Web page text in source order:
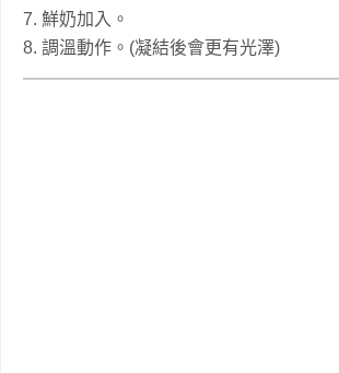
7. 鮮奶加入。
8. 調溫動作。(凝結後會更有光澤)